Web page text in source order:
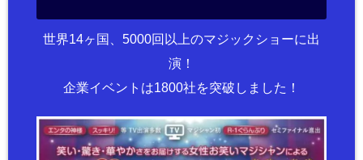
世界14ヶ国、5000回以上のマジックショーに出
演！
企業イベントは1800社を突破しました！